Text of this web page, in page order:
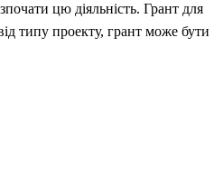
цю діяльність. Грант для
типу проекту, грант може бути